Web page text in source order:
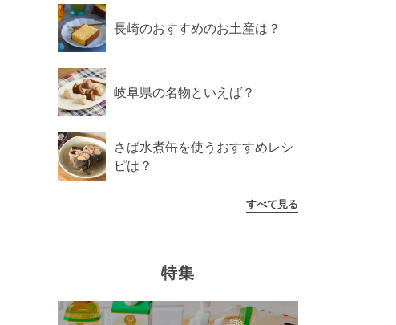
長崎のおすすめのお土産は？
岐阜県の名物といえば？
さば水煮缶を使うおすすめレシ
ピは？
すべて見る
特集